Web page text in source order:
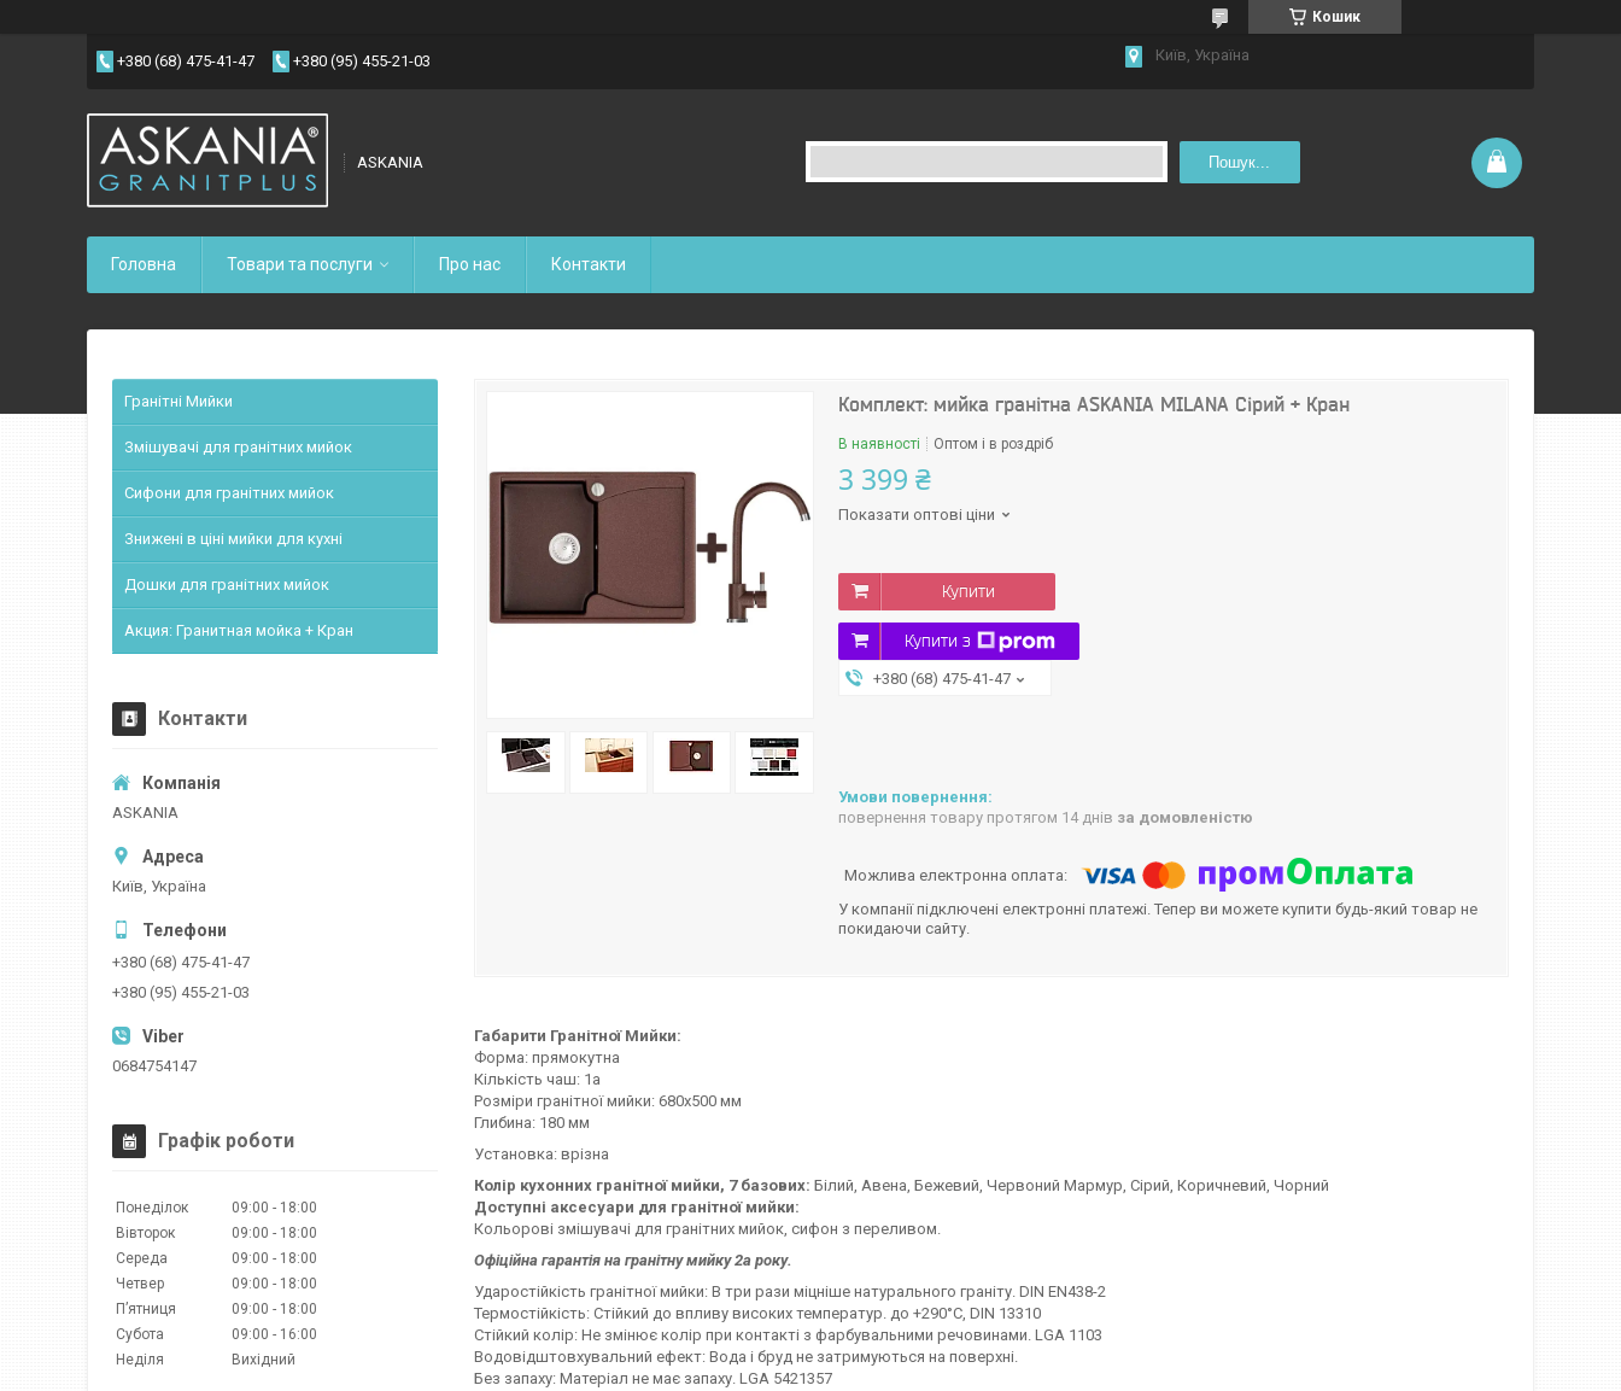
Кошик
+380 (68) 475-41-47 +380 (95) 455-21-03 Київ, Україна
ASKANIA Пошук...
Головна Товари та послуги Про нас Контакти
Комплект: мийка гранітна ASKANIA MILANA Сірий + Кран
В наявності Оптом і в роздріб
3 399 ₴
Показати оптові ціни
Купити
Купити з
+380 (68) 475-41-47
повернення товару протягом 14 днів за домовленістю
У компанії підключені електронні платежі. Тепер ви можете купити будь-який товар не
покидаючи сайту.
Габарити Гранітної Мийки:
Форма: прямокутна
Кількість чаш: 1a
Розміри гранітної мийки: 680х500 мм
Глибина: 180 мм
Установка: врізна
Колір кухонних гранітної мийки, 7 базових: Білий, Авена, Бежевий, Червоний Мармур, Сірий, Коричневий, Чорний
Доступні аксесуари для гранітної мийки:
Кольорові змішувачі для гранітних мийок, сифон з переливом.
Офіційна гарантія на гранітну мийку 2а року.
Ударостійкість гранітної мийки: В три рази міцніше натурального граніту. DIN EN438-2
Термостійкість: Стійкий до впливу високих температур. до +290°C, DIN 13310
Стійкий колір: Не змінює колір при контакті з фарбувальними речовинами. LGA 1103
Водовідштовхувальний ефект: Вода і бруд не затримуються на поверхні.
Без запаху: Матеріал не має запаху. LGA 5421357
Гранітні Мийки
Змішувачі для гранітних мийок
Сифони для гранітних мийок
Знижені в ціні мийки для кухні
Дошки для гранітних мийок
Акция: Гранитная мойка + Кран
Контакти
ASKANIA
Київ, Україна
+380 (68) 475-41-47
+380 (95) 455-21-03
0684754147
Графік роботи
Понеділок 09:00
18:00
Вівторок
09:00
18:00
Середа
09:00
18:00
Четвер
09:00
18:00
Пʼятниця
09:00
18:00
Субота
09:00
16:00
Неділя
Вихідний